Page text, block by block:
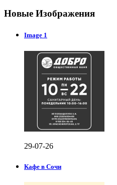
Новые Изображения
Image 1
29-07-26
Кафе в Сочи